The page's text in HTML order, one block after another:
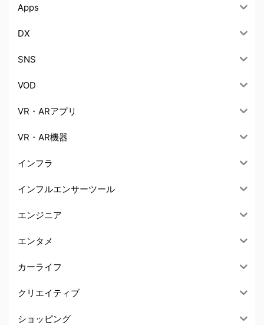
Apps
DX
SNS
VOD
VR・ARアプリ
VR・AR機器
インフラ
インフルエンサーツール
エンジニア
エンタメ
カーライフ
クリエイティブ
ショッピング